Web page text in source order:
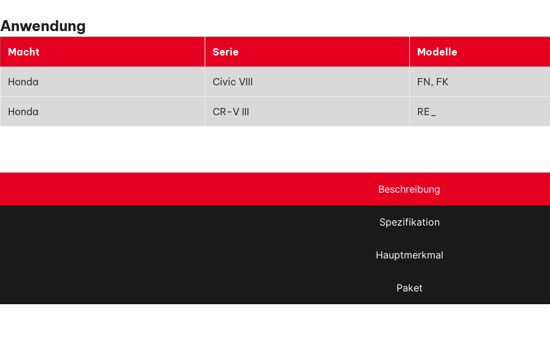
Anwendung
Macht Serie Modelle
Honda Civic VIII FN, FK
Honda CR-V III RE_
Beschreibung
Spezifikation
Hauptmerkmal
Paket